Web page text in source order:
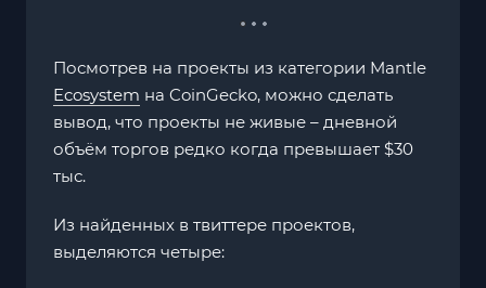
Посмотрев на проекты из категории Mantle
Ecosystem на CoinGecko, можно сделать
вывод, что проекты не живые – дневной
объём торгов редко когда превышает $30
тыс.
Из найденных в твиттере проектов,
выделяются четыре: